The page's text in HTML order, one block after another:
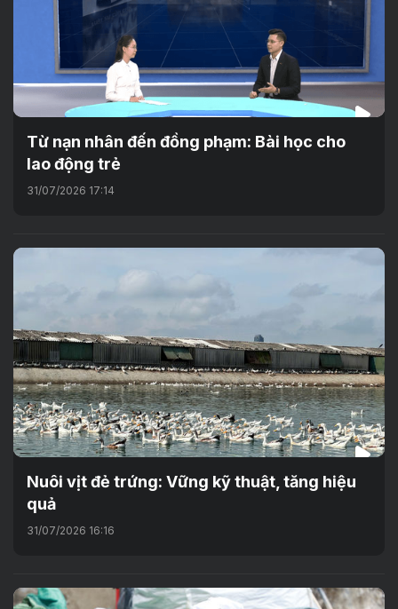
Từ nạn nhân đến đồng phạm: Bài học cho
lao động trẻ
31/07/2026 17:14
Nuôi vịt đẻ trứng: Vững kỹ thuật, tăng hiệu
quả
31/07/2026 16:16